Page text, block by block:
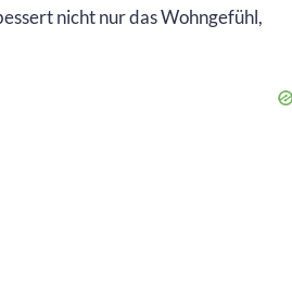
nicht nur das Wohngefühl,